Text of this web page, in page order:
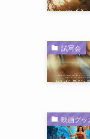
試写会
映画グッ